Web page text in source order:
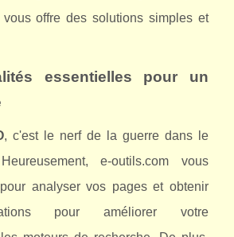
vous offre des solutions simples et
essentielles pour un
, c'est le nerf de la guerre dans le
e-outils.com vous
analyser vos pages et obtenir
pour améliorer votre